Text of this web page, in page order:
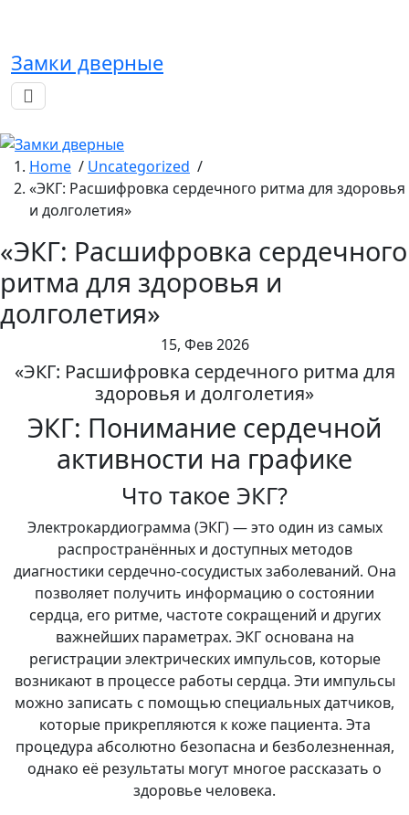
content
Замки дверные
Home / Uncategorized /
«ЭКГ: Расшифровка сердечного ритма для здоровья
и долголетия»
«ЭКГ: Расшифровка сердечного
ритма для здоровья и
долголетия»
15, Фев 2026
«ЭКГ: Расшифровка сердечного ритма для
здоровья и долголетия»
ЭКГ: Понимание сердечной
активности на графике
Что такое ЭКГ?
Электрокардиограмма (ЭКГ) — это один из самых
распространённых и доступных методов
диагностики сердечно-сосудистых заболеваний. Она
позволяет получить информацию о состоянии
сердца, его ритме, частоте сокращений и других
важнейших параметрах. ЭКГ основана на
регистрации электрических импульсов, которые
возникают в процессе работы сердца. Эти импульсы
можно записать с помощью специальных датчиков,
которые прикрепляются к коже пациента. Эта
процедура абсолютно безопасна и безболезненная,
однако её результаты могут многое рассказать о
здоровье человека.